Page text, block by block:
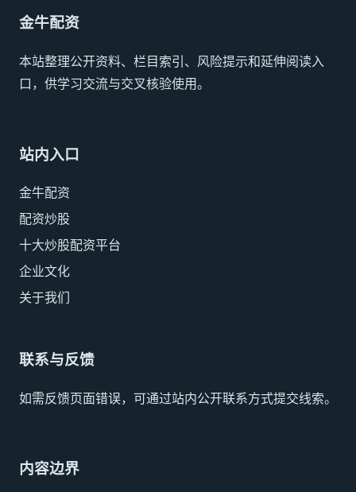
金牛配资
本站整理公开资料、栏目索引、风险提示和延伸阅读入
口，供学习交流与交叉核验使用。
站内入口
金牛配资
配资炒股
十大炒股配资平台
企业文化
关于我们
联系与反馈
如需反馈页面错误，可通过站内公开联系方式提交线索。
内容边界